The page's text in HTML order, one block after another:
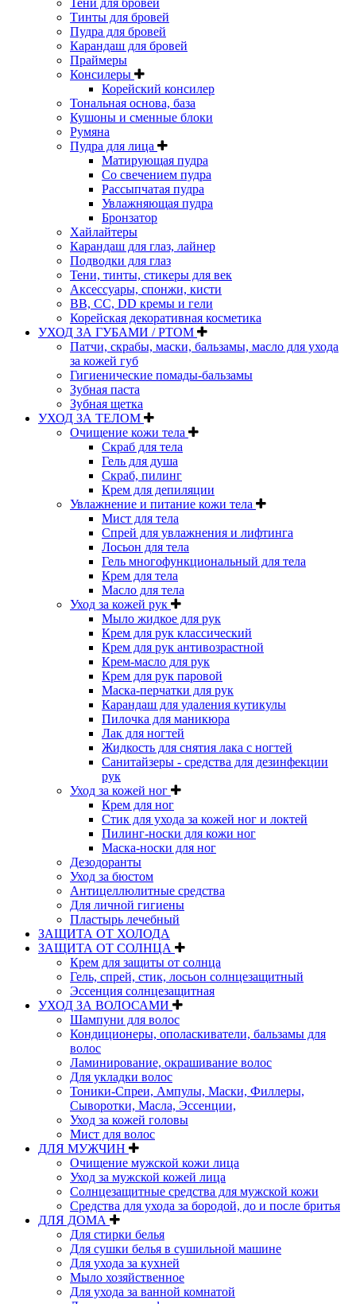
Тинты для бровей
Пудра для бровей
Карандаш для бровей
Праймеры
Консилеры
Корейский консилер
Тональная основа, база
Кушоны и сменные блоки
Румяна
Пудра для лица
Матирующая пудра
Со свечением пудра
Рассыпчатая пудра
Увлажняющая пудра
Бронзатор
Хайлайтеры
Карандаш для глаз, лайнер
Подводки для глаз
Тени, тинты, стикеры для век
Аксессуары, спонжи, кисти
BB, CC, DD кремы и гели
Корейская декоративная косметика
УХОД ЗА ГУБАМИ / РТОМ
Патчи, скрабы, маски, бальзамы, масло для ухода
за кожей губ
Гигиенические помады-бальзамы
Зубная паста
Зубная щетка
УХОД ЗА ТЕЛОМ
Очищение кожи тела
Скраб для тела
Гель для душа
Скраб, пилинг
Крем для депиляции
Увлажнение и питание кожи тела
Мист для тела
Спрей для увлажнения и лифтинга
Лосьон для тела
Гель многофункциональный для тела
Крем для тела
Масло для тела
Уход за кожей рук
Мыло жидкое для рук
Крем для рук классический
Крем для рук антивозрастной
Крем-масло для рук
Крем для рук паровой
Маска-перчатки для рук
Карандаш для удаления кутикулы
Пилочка для маникюра
Лак для ногтей
Жидкость для снятия лака с ногтей
Санитайзеры - средства для дезинфекции
рук
Уход за кожей ног
Крем для ног
Стик для ухода за кожей ног и локтей
Пилинг-носки для кожи ног
Маска-носки для ног
Дезодоранты
Уход за бюстом
Антицеллюлитные средства
Для личной гигиены
Пластырь лечебный
ЗАЩИТА ОТ ХОЛОДА
ЗАЩИТА ОТ СОЛНЦА
Крем для защиты от солнца
Гель, спрей, стик, лосьон солнцезащитный
Эссенция солнцезащитная
УХОД ЗА ВОЛОСАМИ
Шампуни для волос
Кондиционеры, ополаскиватели, бальзамы для
волос
Ламинирование, окрашивание волос
Для укладки волос
Тоники-Спреи, Ампулы, Маски, Филлеры,
Сыворотки, Масла, Эссенции,
Уход за кожей головы
Мист для волос
ДЛЯ МУЖЧИН
Очищение мужской кожи лица
Уход за мужской кожей лица
Солнцезащитные средства для мужской кожи
Средства для ухода за бородой, до и после бритья
ДЛЯ ДОМА
Для стирки белья
Для сушки белья в сушильной машине
Для ухода за кухней
Мыло хозяйственное
Для ухода за ванной комнатой